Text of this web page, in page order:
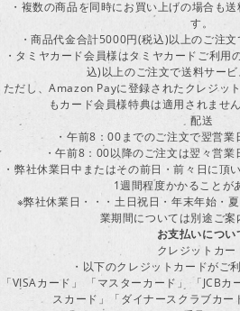
・複数の商品を同時にお買い上げの場合も
す。
・商品代金合計5000円(税込)以上のご注文
・タミヤカード会員様はタミヤカードご利
込)以上のご注文で送料サービ
ただし、Amazon Payに登録されたクレジッ
もカード会員様特典は適用されませ
配送
・午前8：00までのご注文で翌営業
・午前8：00以降のご注文は翌々営業
・弊社休業日中またはその前日・前々日に頂
1週間程度かかることが
※弊社休業日・・・土日祝日・年末年始・
業期間については別途ご案
お支払いについ
クレジットカー
・以下のクレジットカードがご
「VISAカード」 「マスターカード」 「JCB
スカード」「ダイナースクラブカー